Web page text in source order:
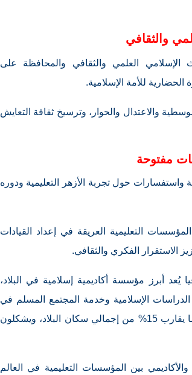
والثقافي
العلمي والثقافي والمحافظة على
للأمة الإسلامية.
والاعتدال والحوار، وترسيخ ثقافة التعايش
مفتوحة
واستفسارات حول تجربة الأزهر التعليمية ودوره
التعليمية العريقة في إعداد القيادات
الاستقرار الفكري والثقافي.
يُعد أبرز مؤسسة أكاديمية إسلامية في البلاد،
الإسلامية وخدمة المجتمع المسلم في
بلغاريا. ويبلغ عدد المسلمين في بلغاريا نحو مليون نسمة، أي ما يقارب 15% من إجمالي سكان البلاد، ويشكلون
بين المؤسسات التعليمية في العالم